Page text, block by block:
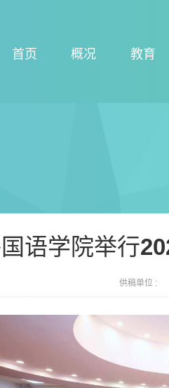
首页 概况 教育
语学院举行
供稿单位 :